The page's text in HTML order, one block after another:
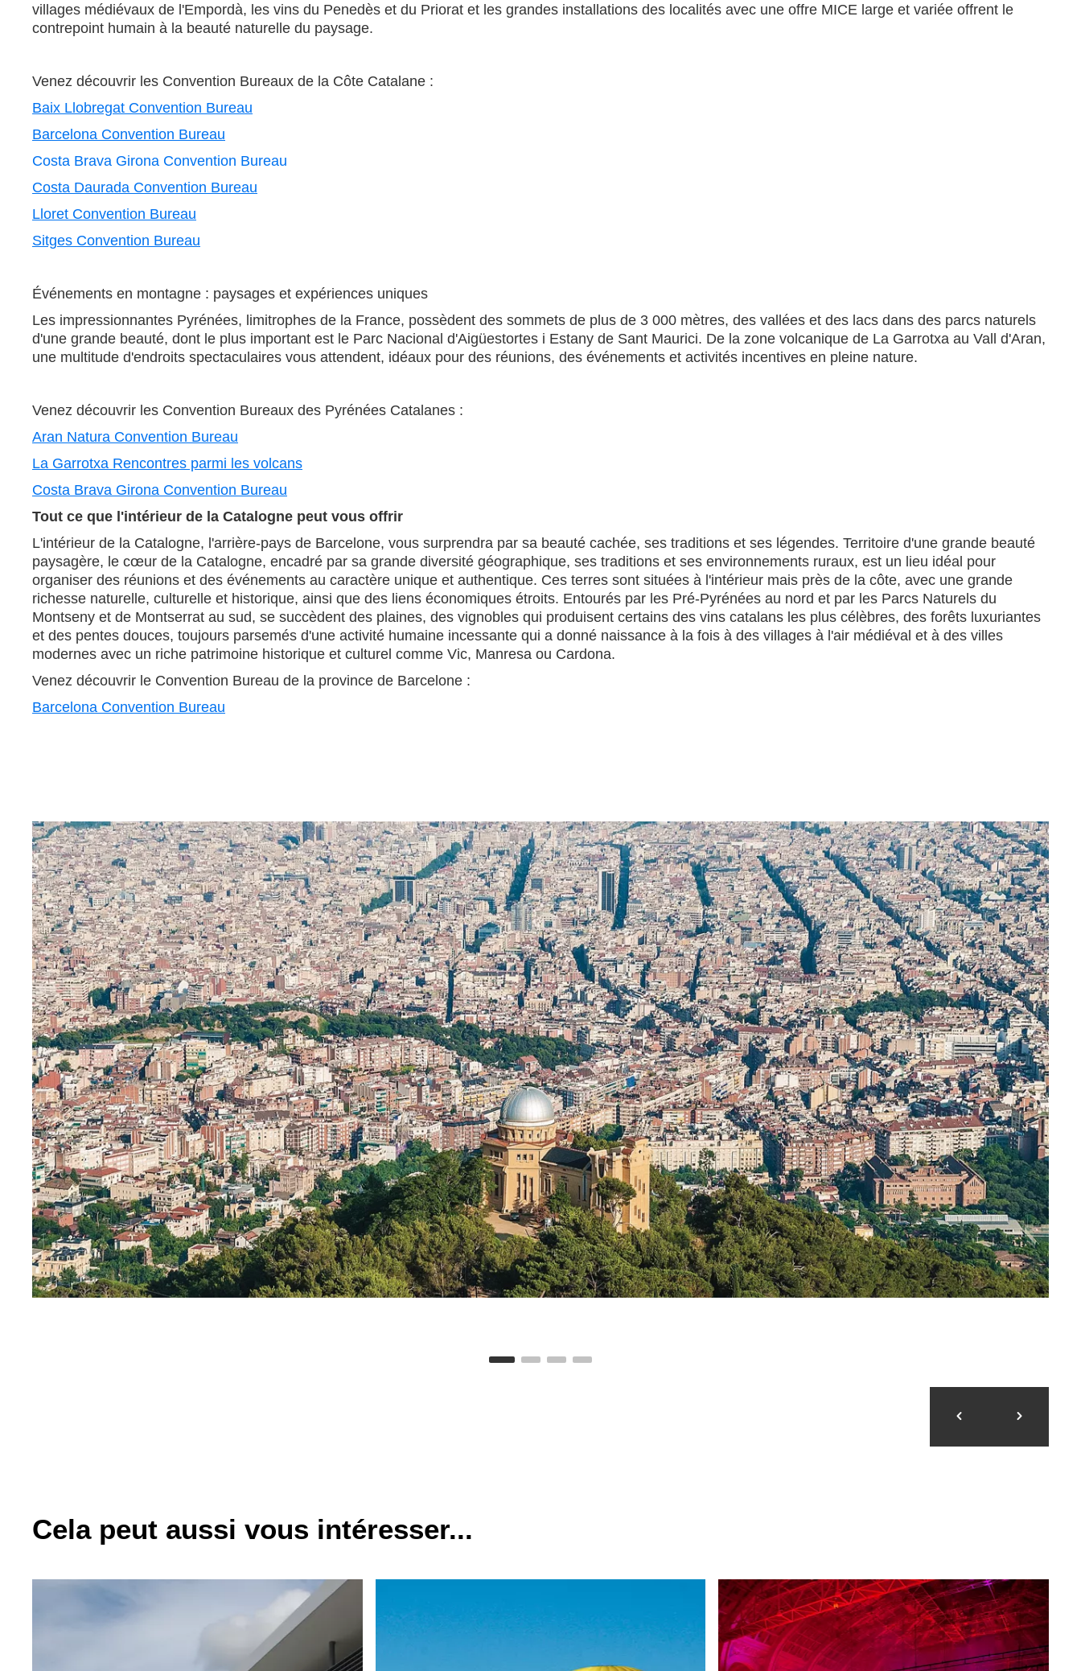
villages médiévaux de l'Empordà, les vins du Penedès et du Priorat et les grandes installations des localités avec une offre MICE large et variée offrent le
contrepoint humain à la beauté naturelle du paysage.
Venez découvrir les Convention Bureaux de la Côte Catalane :
Baix Llobregat Convention Bureau
Barcelona Convention Bureau
Costa Brava Girona Convention Bureau
Costa Daurada Convention Bureau
Lloret Convention Bureau
Sitges Convention Bureau
Événements en montagne : paysages et expériences uniques
Les impressionnantes Pyrénées, limitrophes de la France, possèdent des sommets de plus de 3 000 mètres, des vallées et des lacs dans des parcs naturels
d'une grande beauté, dont le plus important est le Parc Nacional d'Aigüestortes i Estany de Sant Maurici. De la zone volcanique de La Garrotxa au Vall d'Aran,
une multitude d'endroits spectaculaires vous attendent, idéaux pour des réunions, des événements et activités incentives en pleine nature.
Venez découvrir les Convention Bureaux des Pyrénées Catalanes :
Aran Natura Convention Bureau
La Garrotxa Rencontres parmi les volcans
Costa Brava Girona Convention Bureau
Tout ce que l'intérieur de la Catalogne peut vous offrir
L'intérieur de la Catalogne, l'arrière-pays de Barcelone, vous surprendra par sa beauté cachée, ses traditions et ses légendes. Territoire d'une grande beauté
paysagère, le cœur de la Catalogne, encadré par sa grande diversité géographique, ses traditions et ses environnements ruraux, est un lieu idéal pour
organiser des réunions et des événements au caractère unique et authentique. Ces terres sont situées à l'intérieur mais près de la côte, avec une grande
richesse naturelle, culturelle et historique, ainsi que des liens économiques étroits. Entourés par les Pré-Pyrénées au nord et par les Parcs Naturels du
Montseny et de Montserrat au sud, se succèdent des plaines, des vignobles qui produisent certains des vins catalans les plus célèbres, des forêts luxuriantes
et des pentes douces, toujours parsemés d'une activité humaine incessante qui a donné naissance à la fois à des villages à l'air médiéval et à des villes
modernes avec un riche patrimoine historique et culturel comme Vic, Manresa ou Cardona.
Venez découvrir le Convention Bureau de la province de Barcelone :
Barcelona Convention Bureau
Cela peut aussi vous intéresser...